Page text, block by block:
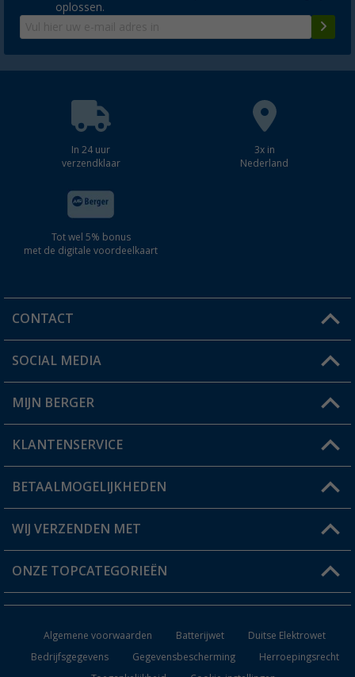
oplossen.
In 24 uur
verzendklaar
3x in
Nederland
Tot wel 5% bonus
met de digitale voordeelkaart
CONTACT
Een vraag?
Winkel vinden
SOCIAL MEDIA
MIJN BERGER
Mijn account
Status bestelling
Verlanglijstje
KLANTENSERVICE
FAQ & Contact
Verzendinformatie
Catalogus
BETAALMOGELIJKHEDEN
WIJ VERZENDEN MET
ONZE TOPCATEGORIEËN
Keukenaccessoires
Algemene voorwaarden Batterijwet
Duitse Elektrowet
Bedrijfsgegevens
Gegevensbescherming
Herroepingsrecht